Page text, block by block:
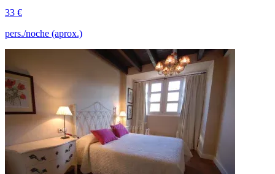
33 €
pers./noche (aprox.)